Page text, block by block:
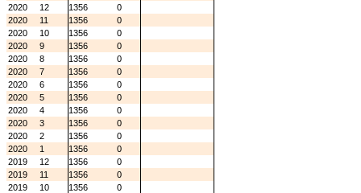
2020
12 1356
0
2020
11 1356
0
2020
10 1356
0
2020
9 1356
0
2020
8 1356
0
2020
7 1356
0
2020
6 1356
0
2020
5 1356
0
2020
4 1356
0
2020
3 1356
0
2020
2 1356
0
2020
1 1356
0
2019
12 1356
0
2019
11 1356
0
2019
10 1356
0